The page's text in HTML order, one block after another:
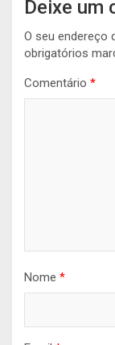
Deixe um
O seu endereço
obrigatórios
Comentário *
Nome *